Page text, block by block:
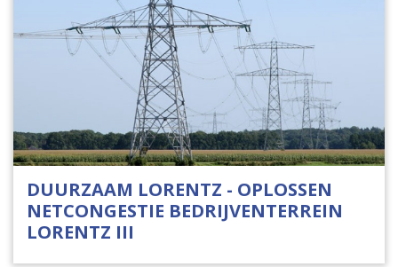
DUURZAAM LORENTZ - OPLOSSEN
NETCONGESTIE BEDRIJVENTERREIN
LORENTZ III